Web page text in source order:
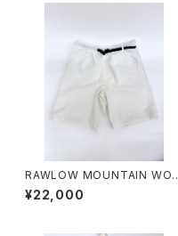
RAWLOW MOUNTAIN WOR
KS / HIKER GURKHA PANTS
¥22,000